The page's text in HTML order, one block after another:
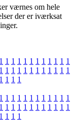
værnes om hele
der er iværksat
1 1 1 1 1 1 1 1 1 1 1 1
1 1 1 1 1 1 1 1 1 1 1 1
1 1 1 1
1 1 1 1 1 1 1 1 1 1 1 1
1 1 1 1 1 1 1 1 1 1 1 1
1 1 1 1